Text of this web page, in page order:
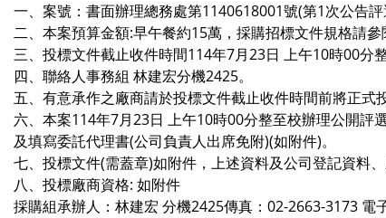
一、案號：書面辦理總務處第1140618001號(第1次公告評
二、本案預算金額:早午餐約15萬，採購招標文件規格請參
三、投標文件截止收件時間114年7月23日 上午10時00分整
四、聯絡人事務組 林建宏分機2425。
五、有意承作之廠商請於投標文件截止收件時間前將正式
六、本案114年7月23日 上午10時00分整至校辦理公開評
及填寫委託代理書(公司負責人出席免附)(如附件)。
七、投標文件(需蓋章)如附件，上述資料及公司登記資料
八、投標廠商資格: 如附件
採購組承辦人：林建宏 分機2425傳真：02-2663-3173